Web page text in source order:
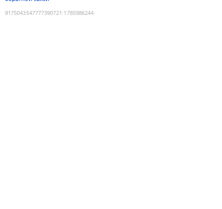
9175043547777390721 :1785986244